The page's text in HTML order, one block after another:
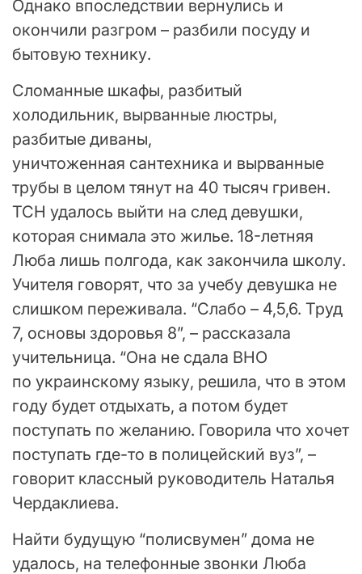
Однако впоследствии вернулись и
окончили разгром – разбили посуду и
бытовую технику.
Сломанные шкафы, разбитый
холодильник, вырванные люстры,
разбитые диваны,
уничтоженная сантехника и вырванные
трубы в целом тянут на 40 тысяч гривен.
ТСН удалось выйти на след девушки,
которая снимала это жилье. 18-летняя
Люба лишь полгода, как закончила школу.
Учителя говорят, что за учебу девушка не
слишком переживала. “Слабо – 4,5,6. Труд
7, основы здоровья 8”, – рассказала
учительница. “Она не сдала ВНО
по украинскому языку, решила, что в этом
году будет отдыхать, а потом будет
поступать по желанию. Говорила что хочет
поступать где-то в полицейский вуз”, –
говорит классный руководитель Наталья
Чердаклиева.
Найти будущую “полисвумен” дома не
удалось, на телефонные звонки Люба